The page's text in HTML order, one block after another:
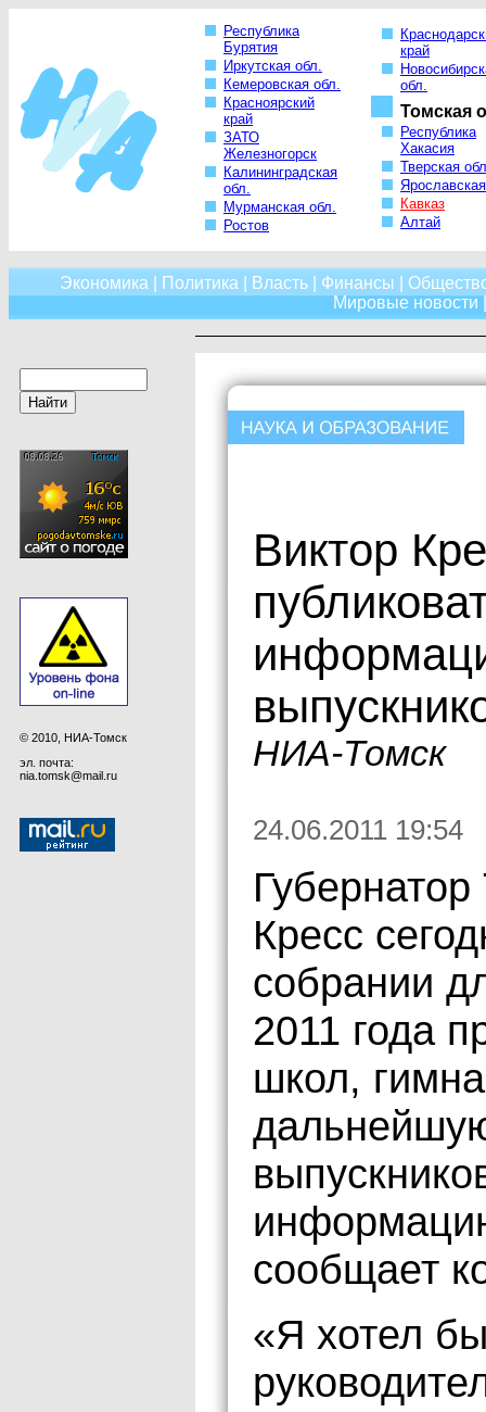
Республика
Бурятия
Иркутская обл.
Кемеровская обл.
Красноярский
край
ЗАТО
Железногорск
Калининградская
обл.
Мурманская обл.
Ростов
край
обл.
Томская
Республика
Хакасия
Тверская
Кавказ
Алтай
Экономика Политика Власть Финансы
Мировые новости
© 2010, НИА-Томск
эл. почта:
nia.tomsk@mail.ru
Виктор
НИА-Томск
24.06.2011 19:54
Кресс
собрании
2011 года
школ,
сообщает
«Я хотел